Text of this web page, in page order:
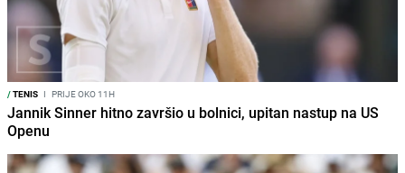
/TENIS I PRIJE OKO 11H
Jannik Sinner hitno završio u bolnici, upitan nastup na US
Openu